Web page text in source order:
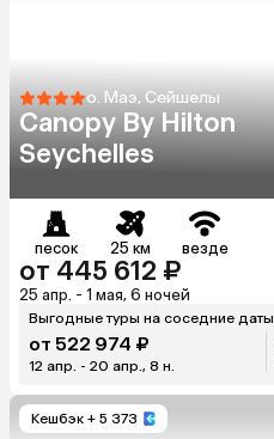
о. Маэ, Сейшелы
Canopy By Hilton
Seychelles
песок 25 км везде
от 445 612 ₽
25 апр. - 1 мая, 6 ночей
Выгодные туры на соседние даты
от 522 974 ₽
12 апр. - 20 апр., 8 н.
Кешбэк + 5 373